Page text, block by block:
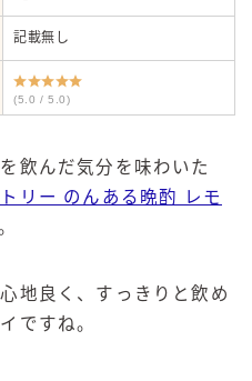
記載無し
(5.0 / 5.0)
飲んだ気分を味わいた
リー のんある晩酌 レモ
地良く、すっきりと飲め
ですね。